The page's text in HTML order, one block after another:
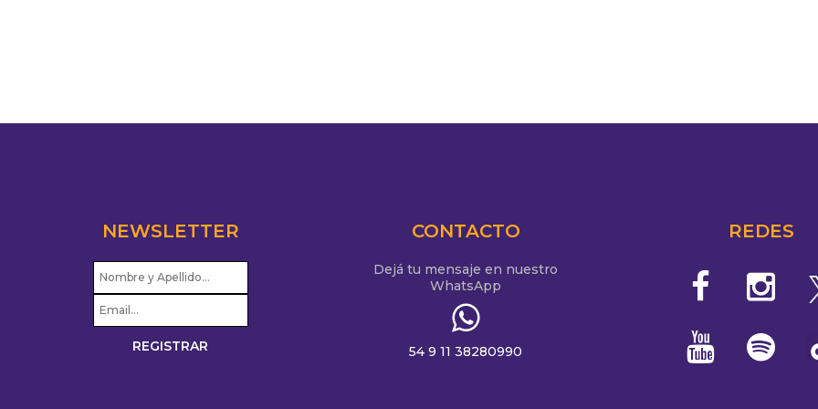
NEWSLETTER CONTACTO
Dejá tu mensaje en nuestro
WhatsApp
54 9 11 38280990
REDES